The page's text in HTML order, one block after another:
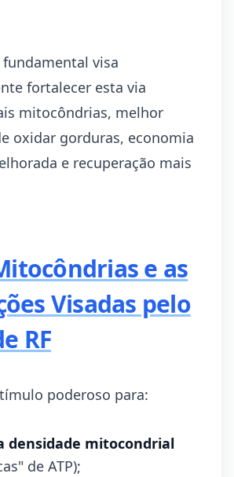
visa
fortalecer esta via
mitocôndrias, melhor
oxidar gorduras, economia
e recuperação mais
e as
Visadas pelo
RF
poderoso para:
densidade mitocondrial
de ATP);